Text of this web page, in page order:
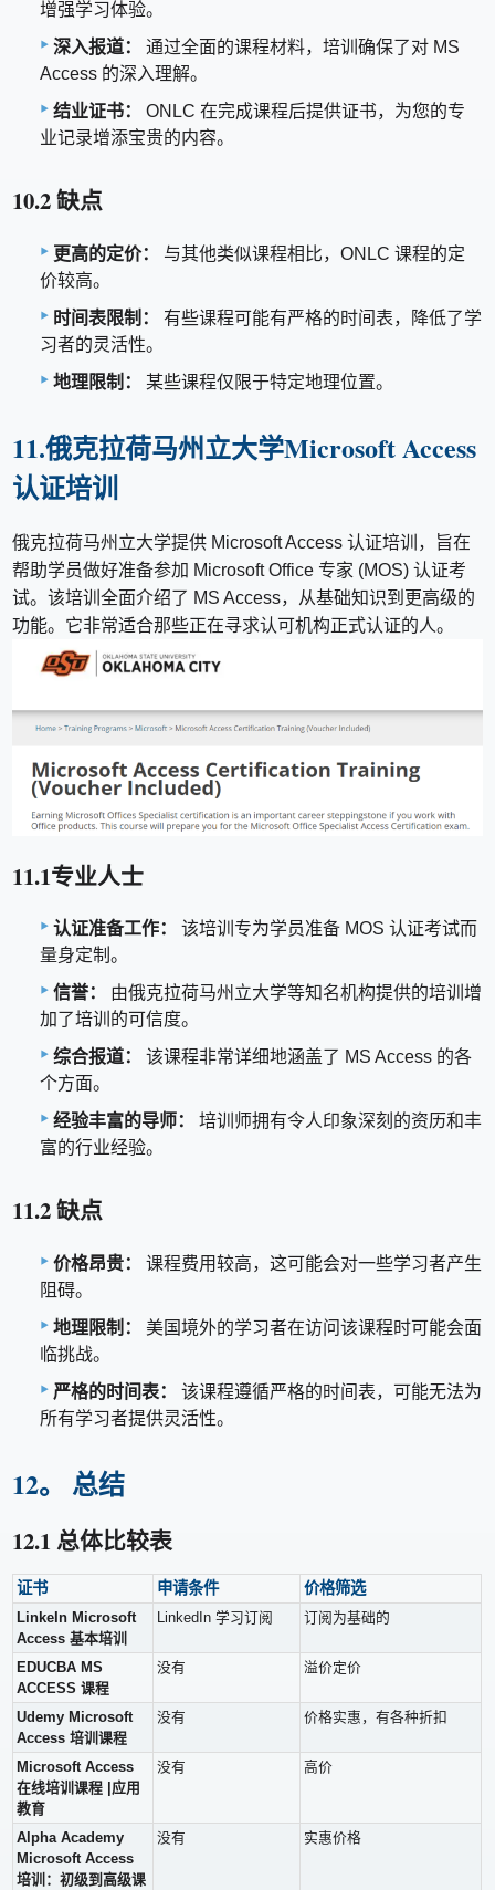
增强学习体验。
深入报道：
通过全面的课程材料，培训确保了对 MS
Access 的深入理解。
结业证书：
ONLC 在完成课程后提供证书，为您的专
业记录增添宝贵的内容。
10.2 缺点
更高的定价：
与其他类似课程相比，ONLC 课程的定
价较高。
时间表限制：
有些课程可能有严格的时间表，降低了学
习者的灵活性。
地理限制：
某些课程仅限于特定地理位置。
11.俄克拉荷马州立大学Microsoft Access
认证培训
俄克拉荷马州立大学提供 Microsoft Access 认证培训，旨在
帮助学员做好准备参加 Microsoft Office 专家 (MOS) 认证考
试。该培训全面介绍了 MS Access，从基础知识到更高级的
功能。它非常适合那些正在寻求认可机构正式认证的人。
11.1专业人士
认证准备工作：
该培训专为学员准备 MOS 认证考试而
量身定制。
信誉：
由俄克拉荷马州立大学等知名机构提供的培训增
加了培训的可信度。
综合报道：
该课程非常详细地涵盖了 MS Access 的各
个方面。
经验丰富的导师：
培训师拥有令人印象深刻的资历和丰
富的行业经验。
11.2 缺点
价格昂贵：
课程费用较高，这可能会对一些学习者产生
阻碍。
地理限制：
美国境外的学习者在访问该课程时可能会面
临挑战。
严格的时间表：
该课程遵循严格的时间表，可能无法为
所有学习者提供灵活性。
12。 总结
12.1 总体比较表
证书 申请条件 价格筛选
LinkeIn Microsoft
Access 基本培训
LinkedIn 学习订阅 订阅为基础的
EDUCBA MS
ACCESS 课程
没有 溢价定价
Udemy Microsoft
Access 培训课程
没有 价格实惠，有各种折扣
Microsoft Access
在线培训课程 |应用
教育
没有 高价
Alpha Academy
Microsoft Access
培训：初级到高级课
没有 实惠价格